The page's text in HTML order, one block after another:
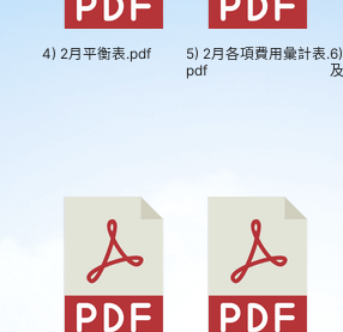
4) 2月平衡表.pdf
5) 2月各項費用彙計表.
pdf